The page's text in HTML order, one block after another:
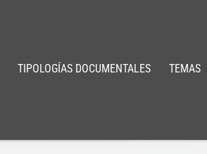
TIPOLOGÍAS DOCUMENTALES TEMAS